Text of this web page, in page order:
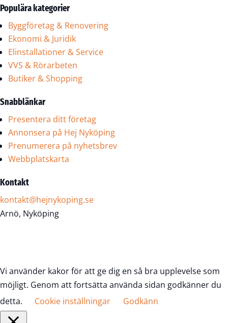
Populära kategorier
Byggföretag & Renovering
Ekonomi & Juridik
Elinstallationer & Service
VVS & Rörarbeten
Butiker & Shopping
Snabblänkar
Presentera ditt företag
Annonsera på Hej Nyköping
Prenumerera på nyhetsbrev
Webbplatskarta
Kontakt
kontakt@hejnykoping.se
Arnö, Nyköping
Vi använder kakor för att ge dig en så bra upplevelse som
möjligt. Genom att fortsätta använda sidan godkänner du
detta.
Cookie inställningar Godkänn